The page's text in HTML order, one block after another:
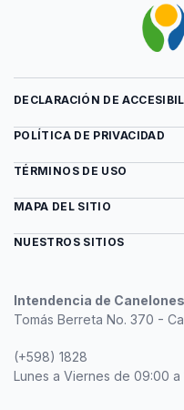
Intendencia de Canelones
Tomás Berreta No. 370 -
(+598) 1828
Lunes a Viernes de 09:00 a
DECLARACIÓN DE
POLÍTICA DE PRIVACIDAD
TÉRMINOS DE USO
MAPA DEL SITIO
NUESTROS SITIOS